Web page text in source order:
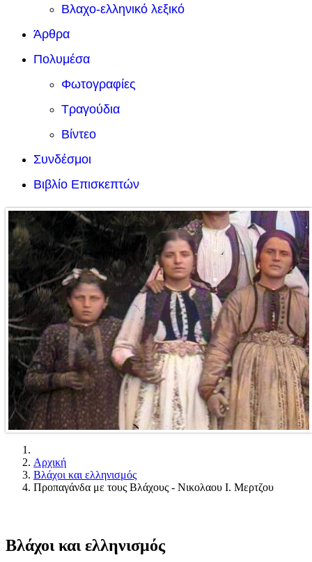
Βλαχο-ελληνικό λεξικό
Άρθρα
Πολυμέσα
Φωτογραφίες
Τραγούδια
Βίντεο
Συνδέσμοι
Βιβλίο Επισκεπτών
Αρχική
Βλάχοι και ελληνισμός
Προπαγάνδα με τους Βλάχους - Νικολαου Ι. Μερτζου
Βλάχοι και ελληνισμός